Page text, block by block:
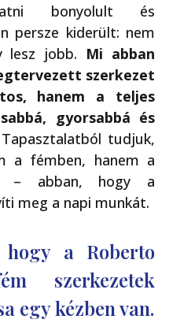
bonyolult és
persze kiderült: nem
lesz jobb. Mi abban
szerkezet
hanem a teljes
gyorsabbá és
Tapasztalatból tudjuk,
a fémben, hanem a
– abban, hogy a
meg a napi munkát.
a Roberto
szerkezetek
egy kézben van.